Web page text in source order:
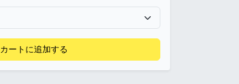
カートに追加する